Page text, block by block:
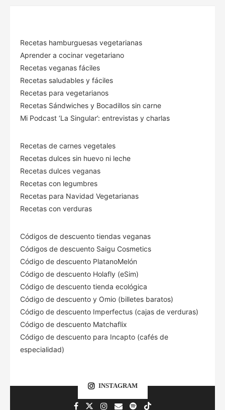
Recetas hamburguesas vegetarianas
Aprender a cocinar vegetariano
Recetas veganas fáciles
Recetas saludables y fáciles
Recetas para vegetarianos
Recetas Sándwiches y Bocadillos sin carne
Mi Podcast ‘La Singular’: entrevistas y charlas
Recetas de carnes vegetales
Recetas dulces sin huevo ni leche
Recetas dulces veganas
Recetas con legumbres
Recetas para Navidad Vegetarianas
Recetas con verduras
Códigos de descuento tiendas veganas
Códigos de descuento Saigu Cosmetics
Código de descuento PlatanoMelón
Código de descuento Holafly (eSim)
Código de descuento tienda ecológica
Código de descuento y Omio (billetes baratos)
Código de descuento Imperfectus (cajas de verduras)
Código de descuento Matchaflix
Código de descuento para Incapto (cafés de
especialidad)
INSTAGRAM